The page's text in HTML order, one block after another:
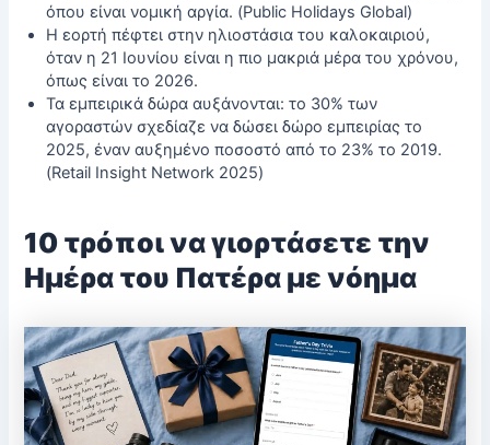
όπου είναι νομική αργία. (Public Holidays Global)
Η εορτή πέφτει στην ηλιοστάσια του καλοκαιριού,
όταν η 21 Ιουνίου είναι η πιο μακριά μέρα του χρόνου,
όπως είναι το 2026.
Τα εμπειρικά δώρα αυξάνονται: το 30% των
αγοραστών σχεδίαζε να δώσει δώρο εμπειρίας το
2025, έναν αυξημένο ποσοστό από το 23% το 2019.
(Retail Insight Network 2025)
10 τρόποι να γιορτάσετε την
Ημέρα του Πατέρα με νόημα